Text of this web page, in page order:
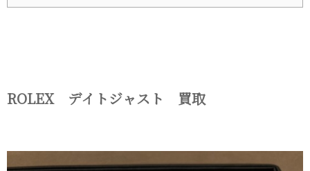
ROLEX デイトジャスト 買取